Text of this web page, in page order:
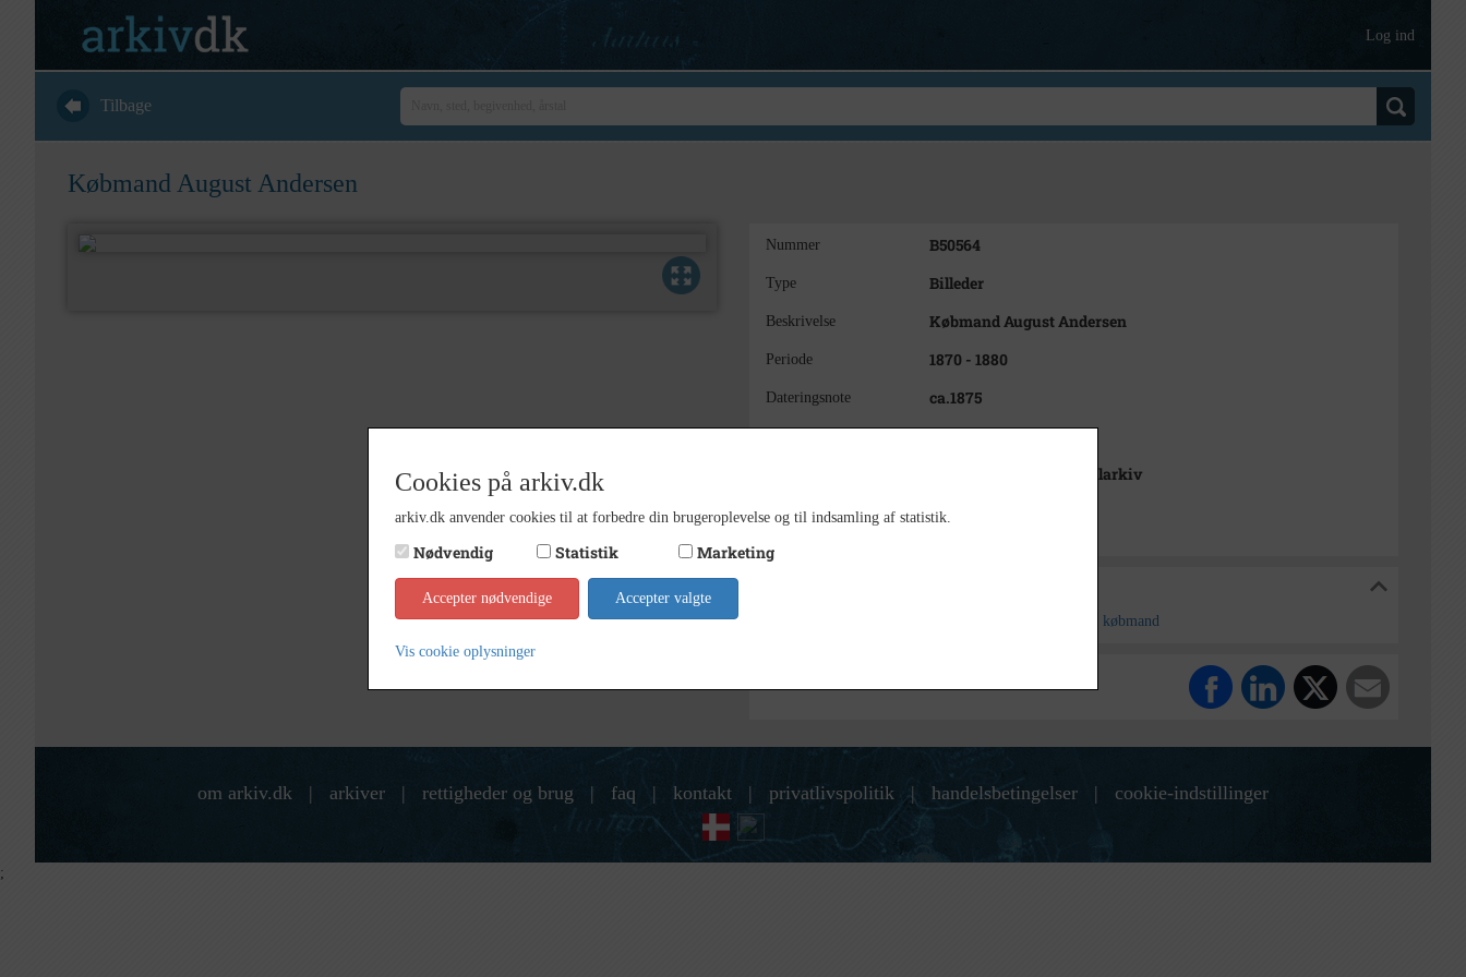
Log ind
Tilbage
Købmand August Andersen
Nummer B50564
Type Billeder
Beskrivelse Købmand August Andersen
Periode 1870 - 1880
Dateringsnote ca.1875
Ukendt
Slagelse Stads- og Lokalarkiv
Kontakt arkivet
Andersen, Christian August, f.9.8.1844-d.29.11.1923, købmand
om arkiv.dk | arkiver | rettigheder og brug | faq | kontakt | privatlivspolitik | handelsbetingelser | cookie-indstillinger
Cookies på arkiv.dk
arkiv.dk anvender cookies til at forbedre din brugeroplevelse og til indsamling af statistik.
Nødvendig Statistik Marketing
Accepter nødvendige Accepter valgte
Vis cookie oplysninger
;